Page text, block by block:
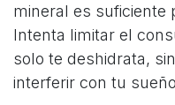
mineral es suficiente
Intenta limitar el
solo te deshidrata,
interferir con tu